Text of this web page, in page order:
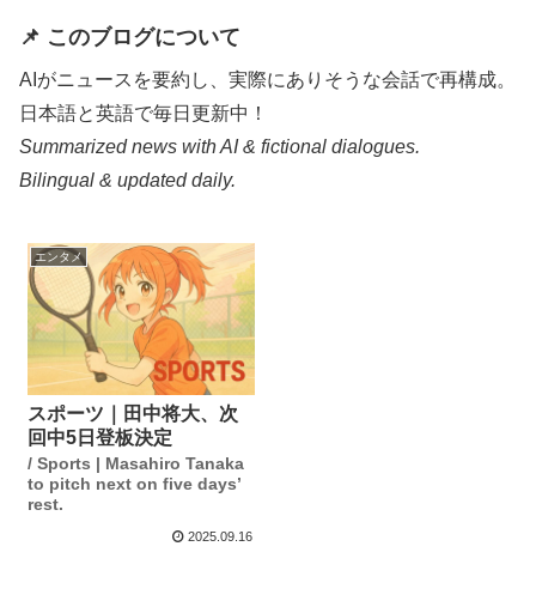
📌 このブログについて
AIがニュースを要約し、実際にありそうな会話で再構成。
日本語と英語で毎日更新中！
Summarized news with AI & fictional dialogues.
Bilingual & updated daily.
エンタメ
スポーツ｜田中将大、次
回中5日登板決定
/ Sports | Masahiro Tanaka
to pitch next on five days’
rest.
2025.09.16